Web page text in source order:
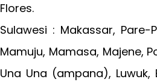
Flores.
Sulawesi : Makassar, Pare-
Mamuju, Mamasa, Majene,
Una Una (ampana), Luwuk,